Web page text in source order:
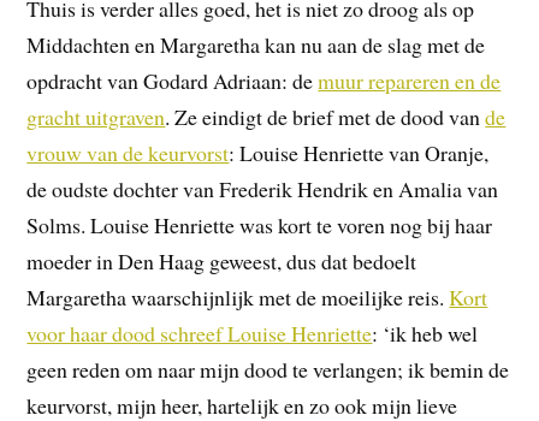
Thuis is verder alles goed, het is niet zo droog als op
Middachten en Margaretha kan nu aan de slag met de
opdracht van Godard Adriaan: demuur repareren en de
gracht uitgraven. Ze eindigt de brief met de dood vande
vrouw van de keurvorst: Louise Henriette van Oranje,
de oudste dochter van Frederik Hendrik en Amalia van
Solms. Louise Henriette was kort te voren nog bij haar
moeder in Den Haag geweest, dus dat bedoelt
Margaretha waarschijnlijk met de moeilijke reis.Kort
voor haar dood schreef Louise Henriette: ‘ik heb wel
geen reden om naar mijn dood te verlangen; ik bemin de
keurvorst, mijn heer, hartelijk en zo ook mijn lieve